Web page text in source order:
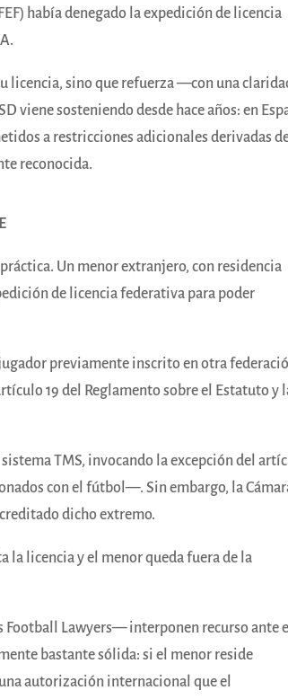
había denegado la expedición de licencia
licencia, sino que refuerza —con una
viene sosteniendo desde hace años: en
a restricciones adicionales derivadas
reconocida.
Un menor extranjero, con residencia
de licencia federativa para poder
previamente inscrito en otra
19 del Reglamento sobre el Estatuto y
TMS, invocando la excepción del
con el fútbol—. Sin embargo, la
dicho extremo.
la licencia y el menor queda fuera de la
Lawyers— interponen recurso ante el
bastante sólida: si el menor reside
autorización internacional que el